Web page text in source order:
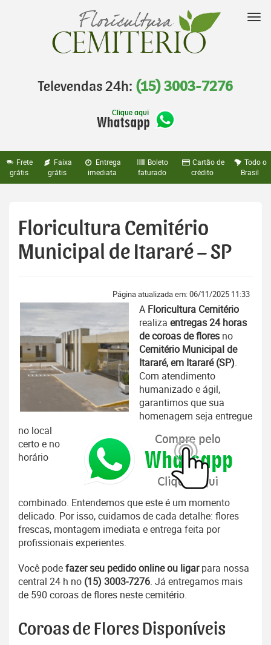
Televendas 24h: (15) 3003-7276
Frete
grátis
Faixa
grátis
Entrega
imediata
Boleto
faturado
Cartão de
crédito
Todo o
Brasil
Floricultura Cemitério
Municipal de Itararé – SP
Página atualizada em: 06/11/2025 11:33
A Floricultura Cemitério
realiza entregas 24 horas
de coroas de flores no
Cemitério Municipal de
Itararé, em Itararé (SP).
Com atendimento
humanizado e ágil,
garantimos que sua
homenagem seja entregue
no local
certo e no
horário
combinado. Entendemos que este é um momento
delicado. Por isso, cuidamos de cada detalhe: flores
frescas, montagem imediata e entrega feita por
profissionais experientes.
Você podefazer seu pedido online ou ligarpara nossa
central 24 h no (15) 3003-7276. Já entregamos mais
de 590 coroas de flores neste cemitério.
Coroas de Flores Disponíveis